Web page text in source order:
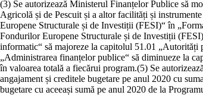
(3) Se autorizează Ministerul Finanțelor Publice să
Agricolă și de Pescuit și a altor facilități și
Europene Structurale și de Investiții (FESI)“ în
Fondurilor Europene Structurale și de Investiții
informatic“ să majoreze la capitolul 51.01 „Autorități
„Administrarea finanțelor publice“ să diminueze la
în valoarea totală a fiecărui program.(5) Se
angajament și creditele bugetare pe anul 2020 cu
bugetare cu aceeași sumă pe anul 2020 de la